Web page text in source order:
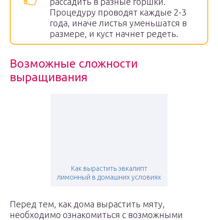
Процедуру проводят каждые 2-3
года, иначе листья уменьшатся в
размере, и куст начнет редеть.
Возможные сложности
выращивания
Как вырастить эвкалипт
лимонный в домашних условиях
Перед тем, как дома вырастить мяту,
необходимо ознакомиться с возможными